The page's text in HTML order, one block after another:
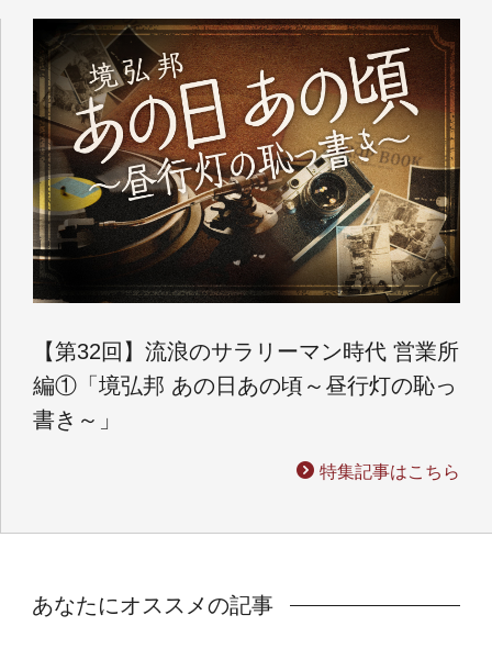
【第32回】流浪のサラリーマン時代 営業所
編①「境弘邦 あの日あの頃～昼行灯の恥っ
書き～」
特集記事はこちら
あなたにオススメの記事